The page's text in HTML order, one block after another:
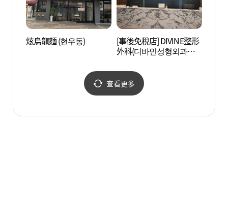
炫烏龍麵 (현우동)
[事後免稅店] DIVINE整形
外科(디바인성형외과의
查看更多